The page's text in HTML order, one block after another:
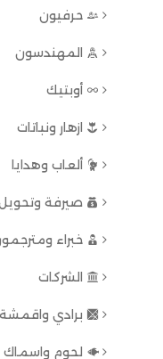
حرفيون
المهندسون
أوبتيك
ازهار ونباتات
ألعاب وهدايا
صيرفة
خبراء
الشركات
برادي
لحوم واسماك